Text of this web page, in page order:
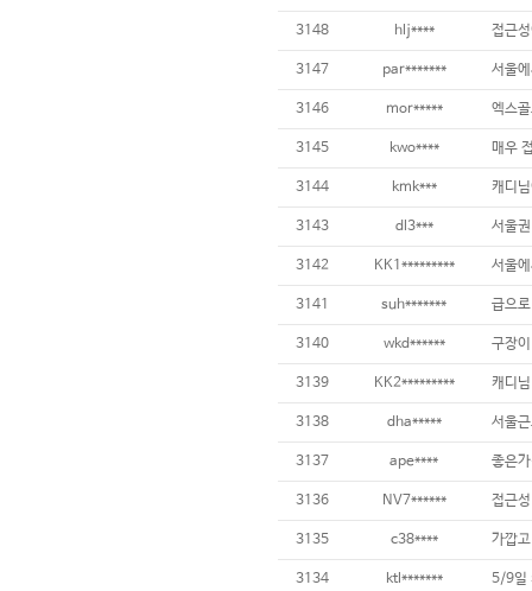
3148 hlj**** 접근
3147 par*******
3146 mor*****
3145 kwo****
3144 kmk***
3143 dl3***
3142 KK1*********
3141 suh*******
3140 wkd****** 구장
3139 KK2*********
3138 dha*****
3137 ape**** 좋은
3136 NV7******
3135 c38****
3134 ktl******* 5/9일